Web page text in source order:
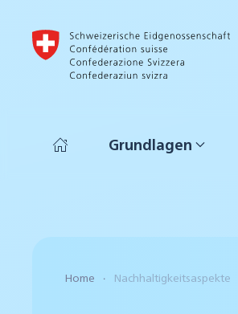
Skip to main content
Grundlagen
Home Nachhaltigkeitsaspekte